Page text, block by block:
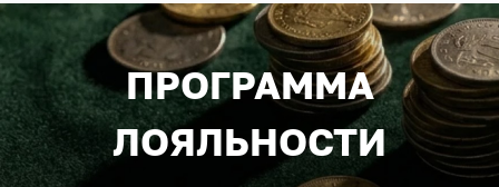
ПРОГРАММА
ЛОЯЛЬНОСТИ